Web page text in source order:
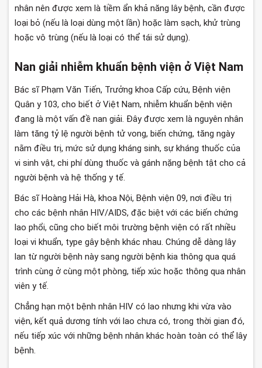
nhân nên được xem là tiềm ẩn khả năng lây bệnh, cần được
loại bỏ (nếu là loại dùng một lần) hoặc làm sạch, khử trùng
hoặc vô trùng (nếu là loại có thể tái sử dụng).
Nan giải nhiễm khuẩn bệnh viện ở Việt Nam
Bác sĩ Phạm Văn Tiến, Trưởng khoa Cấp cứu, Bệnh viện
Quân y 103, cho biết ở Việt Nam, nhiễm khuẩn bệnh viện
đang là một vấn đề nan giải. Đây được xem là nguyên nhân
làm tăng tỷ lệ người bệnh tử vong, biến chứng, tăng ngày
nằm điều trị, mức sử dụng kháng sinh, sự kháng thuốc của
vi sinh vật, chi phí dùng thuốc và gánh nặng bệnh tật cho cả
người bệnh và hệ thống y tế.
Bác sĩ Hoàng Hải Hà, khoa Nội, Bệnh viện 09, nơi điều trị
cho các bệnh nhân HIV/AIDS, đặc biệt với các biến chứng
lao phổi, cũng cho biết môi trường bệnh viện có rất nhiều
loại vi khuẩn, type gây bệnh khác nhau. Chúng dễ dàng lây
lan từ người bệnh này sang người bệnh kia thông qua quá
trình cùng ở cùng một phòng, tiếp xúc hoặc thông qua nhân
viên y tế.
Chẳng hạn một bệnh nhân HIV có lao nhưng khi vừa vào
viện, kết quả dương tính với lao chưa có, trong thời gian đó,
nếu tiếp xúc với những bệnh nhân khác hoàn toàn có thể lây
bệnh.